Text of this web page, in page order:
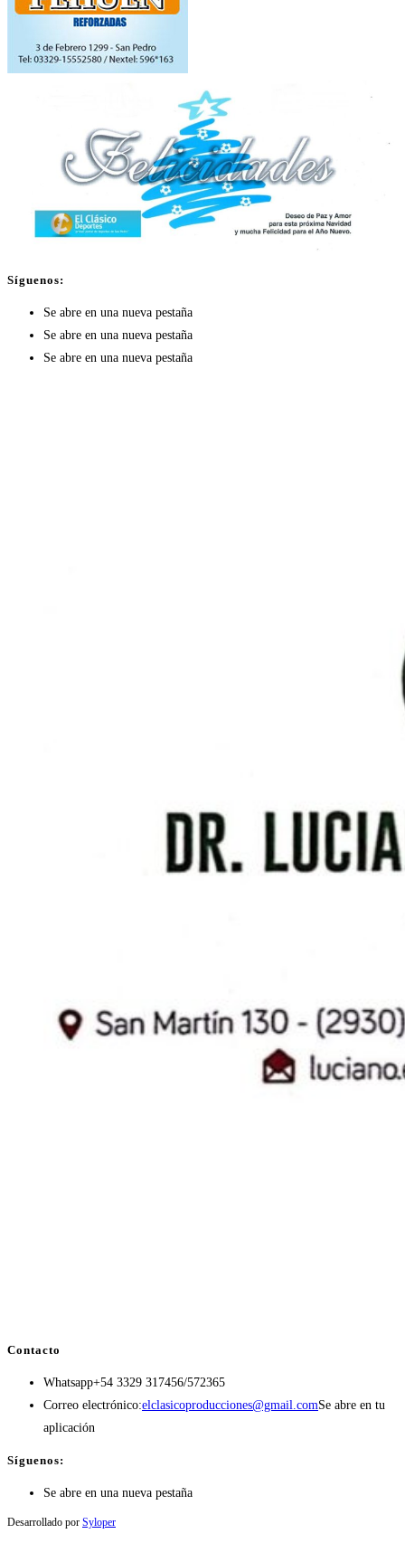
Síguenos:
Se abre en una nueva pestaña
Se abre en una nueva pestaña
Se abre en una nueva pestaña
Contacto
Whatsapp+54 3329 317456/572365
Correo electrónico:elclasicoproducciones@gmail.comSe abre en tu
aplicación
Síguenos:
Se abre en una nueva pestaña
Desarrollado por Syloper